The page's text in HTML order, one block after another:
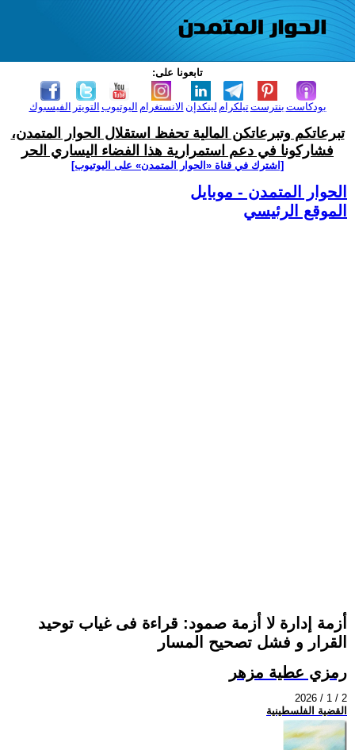
تابعونا على:
الفيسبوك التويتر اليوتيوب الانستغرام لينكدإن تيلكرامبنترست بودكاست
تبرعاتكم وتبرعاتكن المالية تحفظ استقلال الحوار المتمدن،
فشاركونا في دعم استمرارية هذا الفضاء اليساري الحر
[اشترك في قناة ‫«الحوار المتمدن» على اليوتيوب]
الحوار المتمدن - موبايل
الموقع الرئيسي
أزمة إدارة لا أزمة صمود: قراءة فى غياب توحيد
القرار و فشل تصحيح المسار
رمزي عطية مزهر
2026 / 1 / 2
القضية الفلسطينية